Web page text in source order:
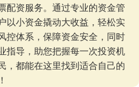
配资服务。通过专业的资金管
以小资金撬动大收益，轻松实
控体系，保障资金安全，同时
指导，助您把握每一次投资机
，都能在这里找到适合自己的